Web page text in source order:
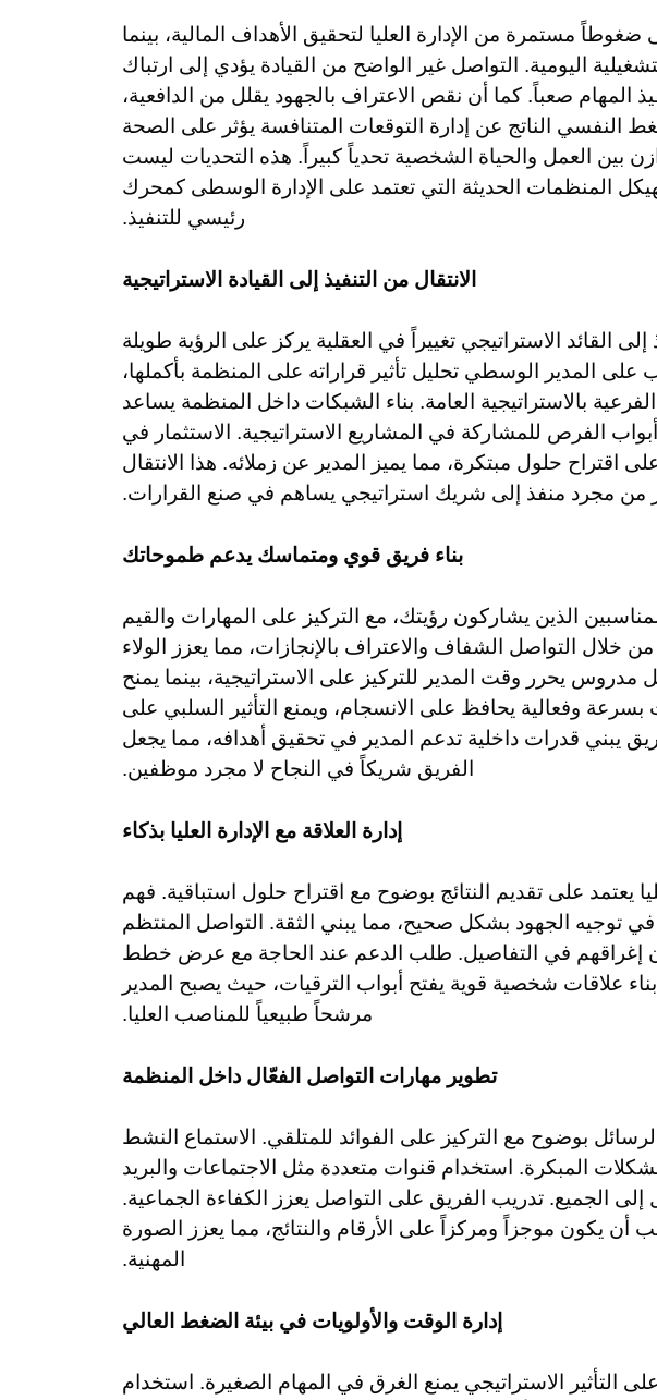
مستمرة من الإدارة العليا لتحقيق الأهداف المالية، بينما
اليومية. التواصل غير الواضح من القيادة يؤدي إلى ارتباك
المهام صعباً. كما أن نقص الاعتراف بالجهود يقلل من الدافعية،
النفسي الناتج عن إدارة التوقعات المتنافسة يؤثر على الصحة
بين العمل والحياة الشخصية تحدياً كبيراً. هذه التحديات ليست
المنظمات الحديثة التي تعتمد على الإدارة الوسطى كمحرك
رئيسي للتنفيذ.
الانتقال من التنفيذ إلى القيادة الاستراتيجية
القائد الاستراتيجي تغييراً في العقلية يركز على الرؤية طويلة
على المدير الوسطي تحليل تأثير قراراته على المنظمة بأكملها،
بالاستراتيجية العامة. بناء الشبكات داخل المنظمة يساعد
الفرص للمشاركة في المشاريع الاستراتيجية. الاستثمار في
اقتراح حلول مبتكرة، مما يميز المدير عن زملائه. هذا الانتقال
من مجرد منفذ إلى شريك استراتيجي يساهم في صنع القرارات.
بناء فريق قوي ومتماسك يدعم طموحاتك
المناسبين الذين يشاركون رؤيتك، مع التركيز على المهارات والقيم
خلال التواصل الشفاف والاعتراف بالإنجازات، مما يعزز الولاء
مدروس يحرر وقت المدير للتركيز على الاستراتيجية، بينما يمنح
بسرعة وفعالية يحافظ على الانسجام، ويمنع التأثير السلبي على
يبني قدرات داخلية تدعم المدير في تحقيق أهدافه، مما يجعل
الفريق شريكاً في النجاح لا مجرد موظفين.
إدارة العلاقة مع الإدارة العليا بذكاء
يعتمد على تقديم النتائج بوضوح مع اقتراح حلول استباقية. فهم
في توجيه الجهود بشكل صحيح، مما يبني الثقة. التواصل المنتظم
إغراقهم في التفاصيل. طلب الدعم عند الحاجة مع عرض خطط
بناء علاقات شخصية قوية يفتح أبواب الترقيات، حيث يصبح المدير
مرشحاً طبيعياً للمناصب العليا.
تطوير مهارات التواصل الفعّال داخل المنظمة
الرسائل بوضوح مع التركيز على الفوائد للمتلقي. الاستماع النشط
المبكرة. استخدام قنوات متعددة مثل الاجتماعات والبريد
إلى الجميع. تدريب الفريق على التواصل يعزز الكفاءة الجماعية.
أن يكون موجزاً ومركزاً على الأرقام والنتائج، مما يعزز الصورة
المهنية.
إدارة الوقت والأولويات في بيئة الضغط العالي
على التأثير الاستراتيجي يمنع الغرق في المهام الصغيرة. استخدام